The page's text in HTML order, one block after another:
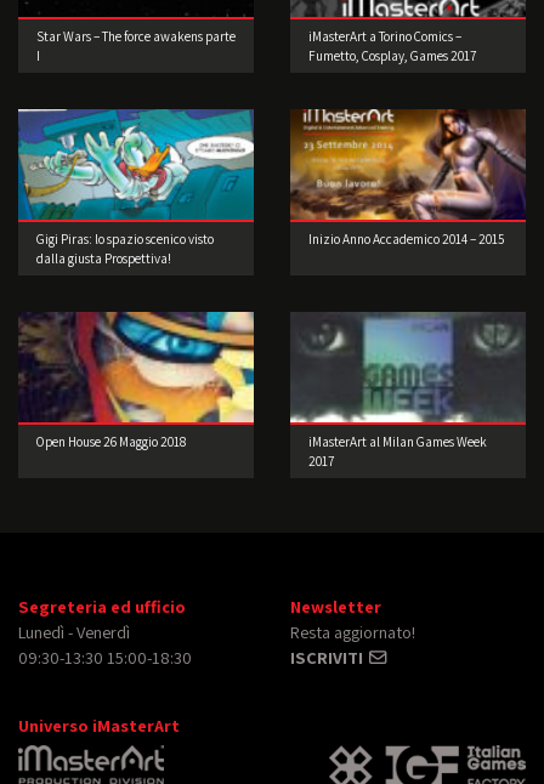
Star Wars – The force awakens parte
I
iMasterArt a Torino Comics –
Fumetto, Cosplay, Games 2017
Gigi Piras: lo spazio scenico visto
dalla giusta Prospettiva!
Inizio Anno Accademico 2014 – 2015
Open House 26 Maggio 2018
iMasterArt al Milan Games Week
2017
Segreteria ed ufficio
Lunedì - Venerdì
09:30-13:30 15:00-18:30
Newsletter
Resta aggiornato!
ISCRIVITI
Universo iMasterArt